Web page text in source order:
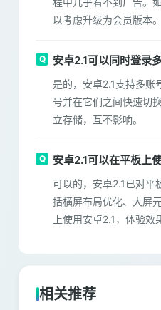
以考虑升级为会员版本。
安卓2.1可以同时登录
是的，安卓2.1支持多账
号并在它们之间快速切
立存储，互不影响。
安卓2.1可以在平板上
可以的，安卓2.1已对平
括横屏布局优化、大屏
上使用安卓2.1，体验效
相关推荐